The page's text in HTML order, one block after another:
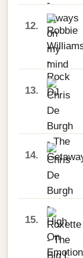
12.
13.
14.
15.